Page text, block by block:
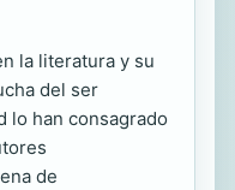
la literatura y su
del ser
lo han consagrado
de